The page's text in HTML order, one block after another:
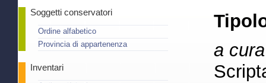
Soggetti conservatori
Ordine alfabetico
Provincia di appartenenza
Inventari
a